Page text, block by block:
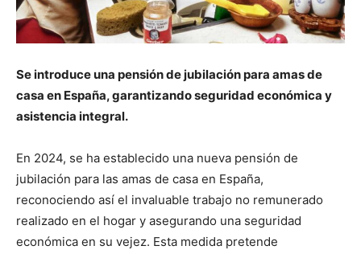
Se introduce una pensión de jubilación para amas de
casa en España, garantizando seguridad económica y
asistencia integral.
En 2024, se ha establecido una nueva pensión de
jubilación para las amas de casa en España,
reconociendo así el invaluable trabajo no remunerado
realizado en el hogar y asegurando una seguridad
económica en su vejez. Esta medida pretende